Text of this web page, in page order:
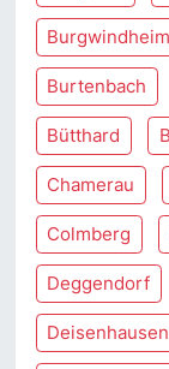
Burgwindheim
Burtenbach
Bütthard
Chamerau
Colmberg
Deggendorf
Deisenhausen